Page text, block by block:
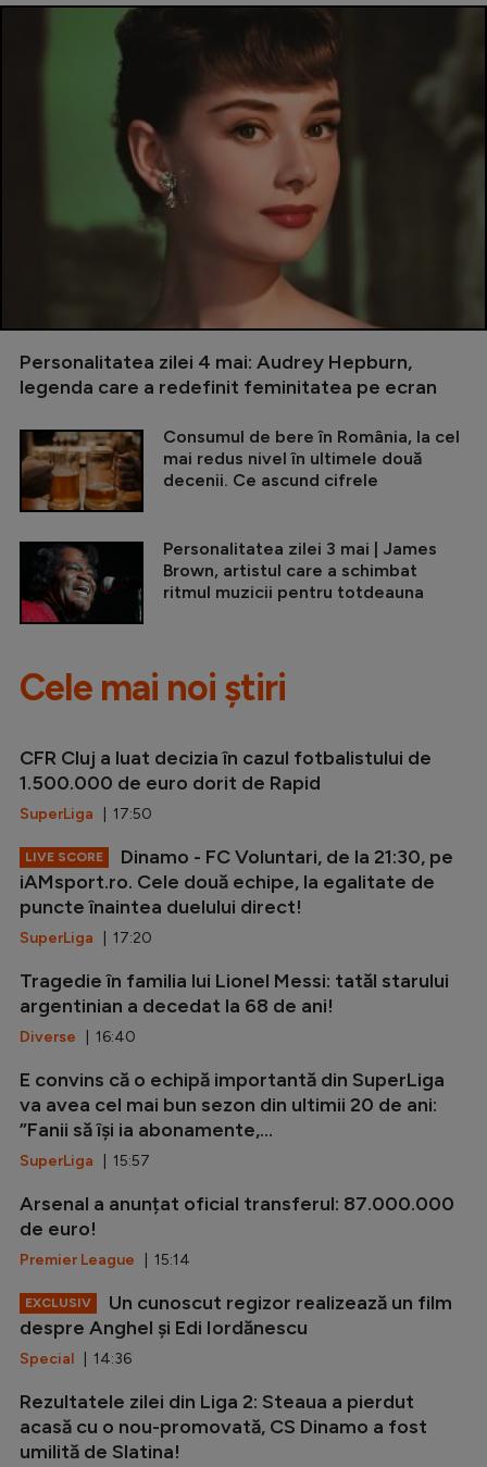
Personalitatea zilei 4 mai: Audrey Hepburn,
legenda care a redefinit feminitatea pe ecran
Consumul de bere în România, la cel
mai redus nivel în ultimele două
decenii. Ce ascund cifrele
Personalitatea zilei 3 mai | James
Brown, artistul care a schimbat
ritmul muzicii pentru totdeauna
Cele mai noi știri
CFR Cluj a luat decizia în cazul fotbalistului de
1.500.000 de euro dorit de Rapid
SuperLiga | 17:50
LIVE SCORE
Dinamo - FC Voluntari, de la 21:30, pe
iAMsport.ro. Cele două echipe, la egalitate de
puncte înaintea duelului direct!
SuperLiga | 17:20
Tragedie în familia lui Lionel Messi: tatăl starului
argentinian a decedat la 68 de ani!
Diverse | 16:40
E convins că o echipă importantă din SuperLiga
va avea cel mai bun sezon din ultimii 20 de ani:
”Fanii să își ia abonamente,...
SuperLiga | 15:57
Arsenal a anunțat oficial transferul: 87.000.000
de euro!
Premier League | 15:14
EXCLUSIV
Un cunoscut regizor realizează un film
despre Anghel și Edi Iordănescu
Special | 14:36
Rezultatele zilei din Liga 2: Steaua a pierdut
acasă cu o nou-promovată, CS Dinamo a fost
umilită de Slatina!